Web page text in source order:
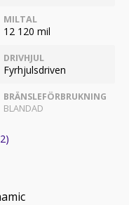
MILTAL
12 120 mil
DRIVHJUL
Fyrhjulsdriven
BRÄNSLEFÖRBRUKNING
BLANDAD